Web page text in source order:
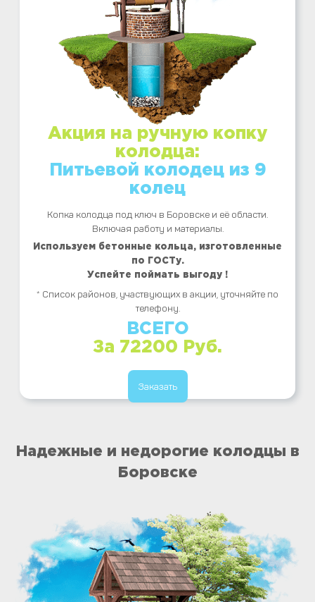
Акция на ручную копку
колодца:
Питьевой колодец из 9
колец
Копка колодца под ключ в Боровске и её области.
Включая работу и материалы.
Используем бетонные кольца, изготовленные
по ГОСТу.
Успейте поймать выгоду !
* Список районов, участвующих в акции, уточняйте по
телефону.
ВСЕГО
За 72200 Руб.
Заказать
Надежные и недорогие колодцы в
Боровске